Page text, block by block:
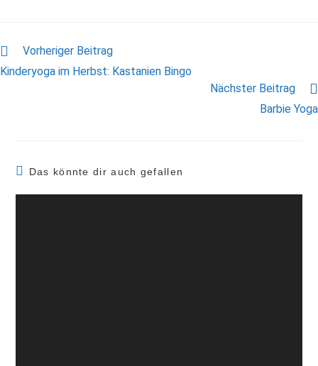
Vorheriger Beitrag
Kinderyoga im Herbst: Kastanien Bingo
Nächster Beitrag
Barbie Yoga
Das könnte dir auch gefallen